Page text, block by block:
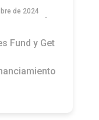
de 2024
Fund y Get